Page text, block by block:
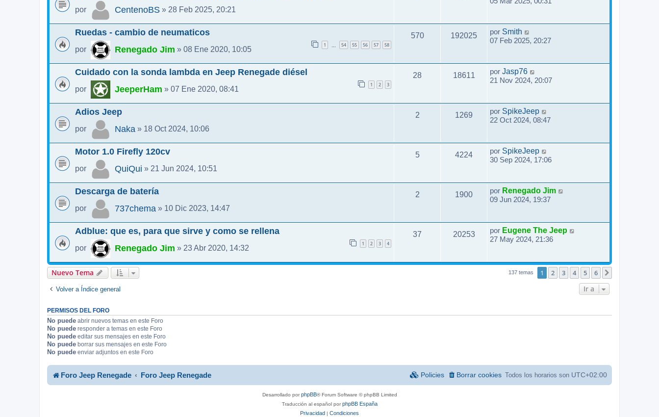
por CentenoBS » 28 Feb 2025, 20:21
Ruedas - cambio de neumaticos
por Renegado Jim » 08 Ene 2020, 10:05
1 … 54 55 56 57 58
570 192025 por Smith
07 Feb 2025, 20:27
Cuidado con la sonda lambda en Jeep Renegade diésel
por JeeperHam » 07 Ene 2020, 08:41
1 2 3
28 18611 por Jasp76
21 Nov 2024, 20:07
Adios Jeep
por Naka » 18 Oct 2024, 10:06
2 1269 por SpikeJeep
22 Oct 2024, 08:47
Motor 1.0 Firefly 120cv
por QuiQui » 21 Jun 2024, 10:51
5 4224 por SpikeJeep
30 Sep 2024, 17:06
Descarga de batería
por 737chema » 10 Dic 2023, 14:47
2 1900 por Renegado Jim
09 Jun 2024, 19:37
Adblue: que es, para que sirve y como se rellena
por Renegado Jim » 23 Abr 2020, 14:32
1 2 3 4
37 20253 por Eugene The Jeep
27 May 2024, 21:36
Nuevo Tema 137 temas 1 2 3 4 5 6
Volver a Índice general Ir a
PERMISOS DEL FORO
No puede abrir nuevos temas en este Foro
No puede responder a temas en este Foro
No puede editar sus mensajes en este Foro
No puede borrar sus mensajes en este Foro
No puede enviar adjuntos en este Foro
Foro Jeep Renegade Foro Jeep Renegade Todos los horarios son UTC+02:00
Borrar cookies
Policies
Desarrollado porphpBB® Forum Software © phpBB Limited
Traducción al español porphpBB España
Privacidad
Condiciones